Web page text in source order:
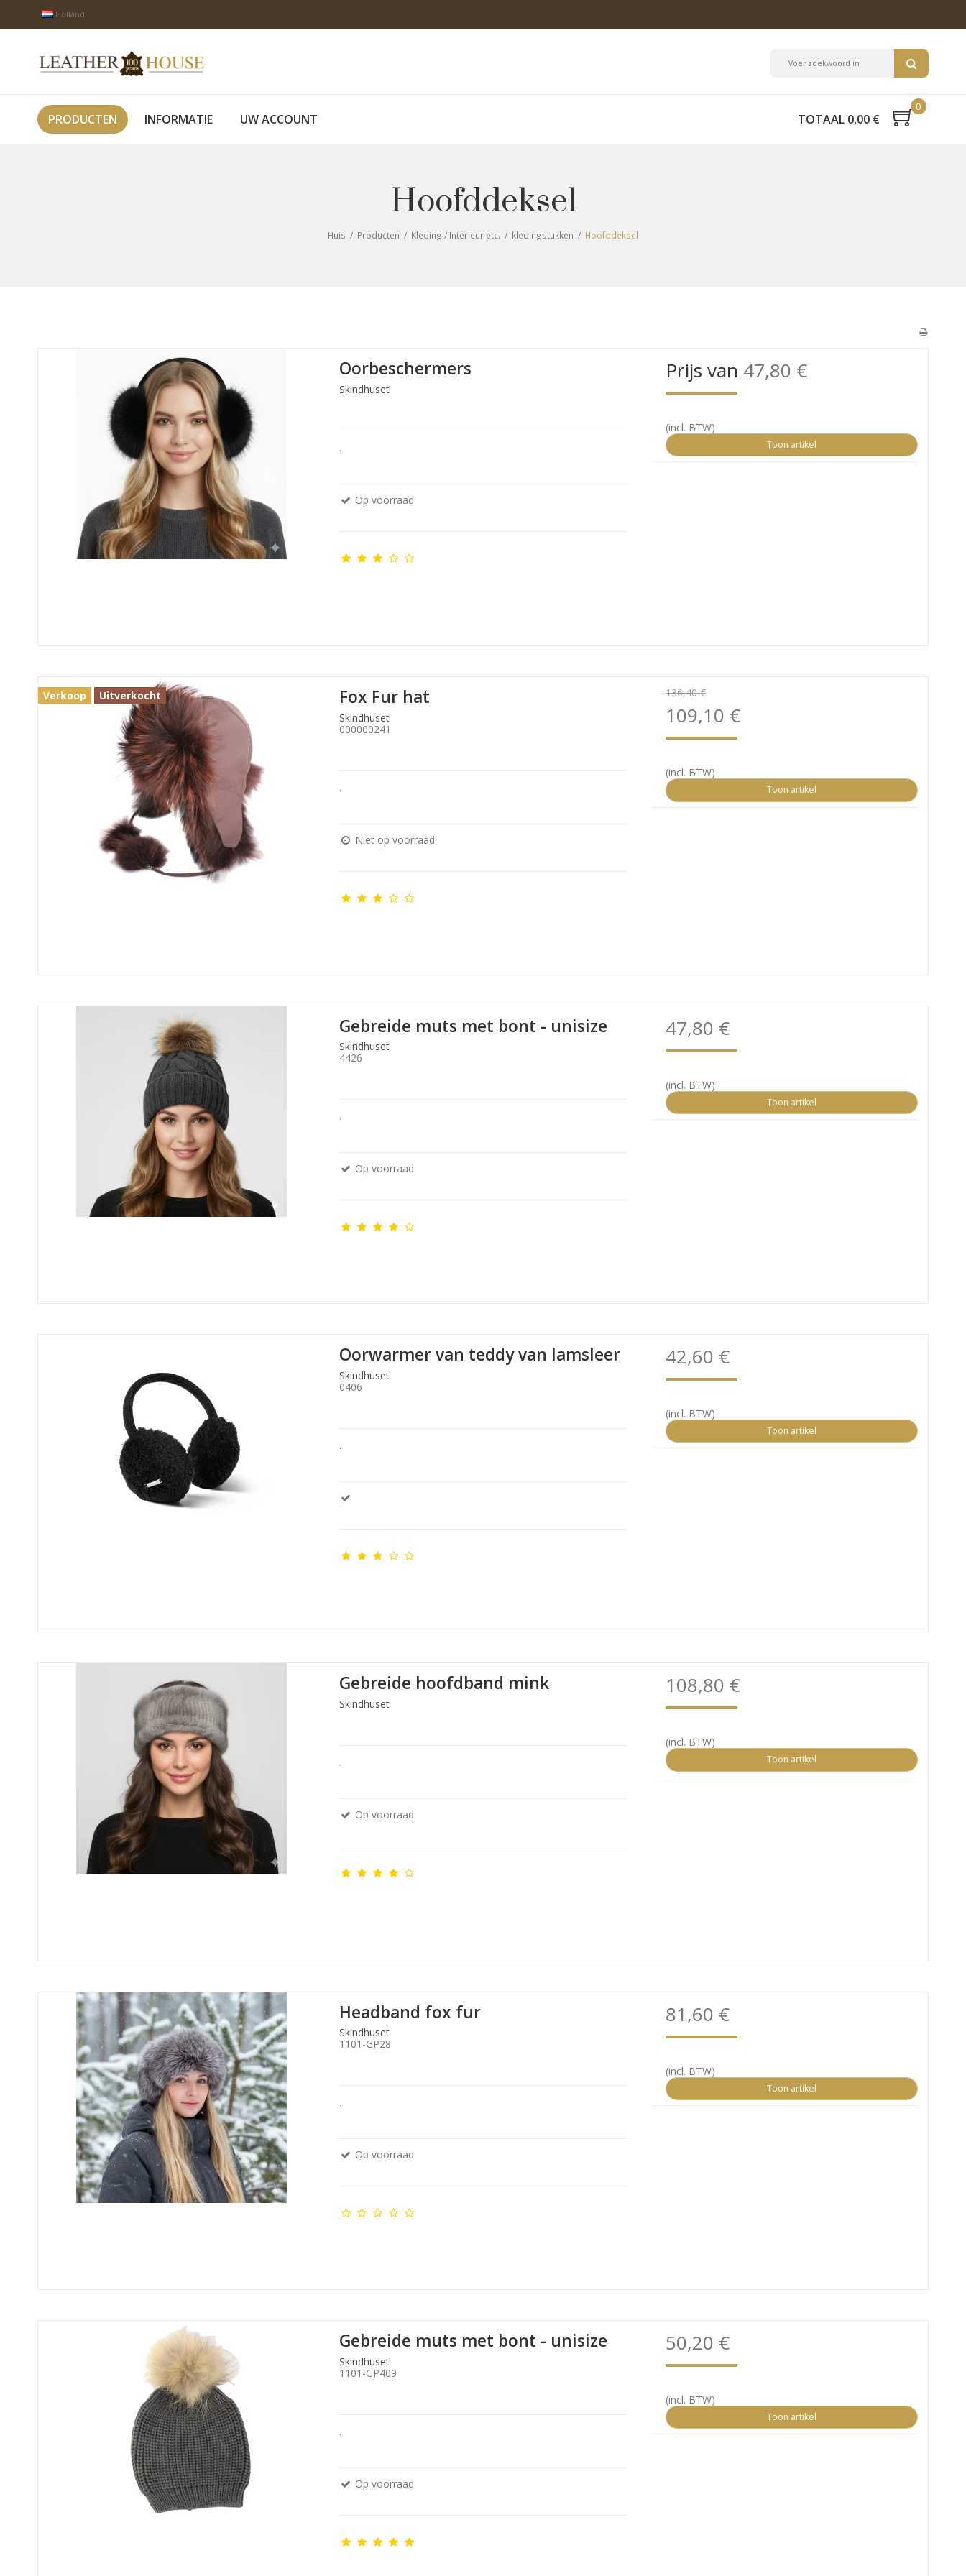
Holland
PRODUCTEN INFORMATIE UW ACCOUNT TOTAAL 0,00 €
0
Hoofddeksel
Huis / Producten / Kleding / Interieur etc. / kledingstukken / Hoofddeksel
Oorbeschermers
Skindhuset
.
Op voorraad
Prijs van 47,80 €
(incl. BTW)
Toon artikel
Verkoop Uitverkocht Fox Fur hat
Skindhuset
000000241
.
Niet op voorraad
136,40 €
109,10 €
(incl. BTW)
Toon artikel
Gebreide muts met bont - unisize
Skindhuset
4426
.
Op voorraad
47,80 €
(incl. BTW)
Toon artikel
Oorwarmer van teddy van lamsleer
Skindhuset
0406
.
42,60 €
(incl. BTW)
Toon artikel
Gebreide hoofdband mink
Skindhuset
.
Op voorraad
108,80 €
(incl. BTW)
Toon artikel
Headband fox fur
Skindhuset
1101-GP28
.
Op voorraad
81,60 €
(incl. BTW)
Toon artikel
Gebreide muts met bont - unisize
Skindhuset
1101-GP409
.
Op voorraad
50,20 €
(incl. BTW)
Toon artikel